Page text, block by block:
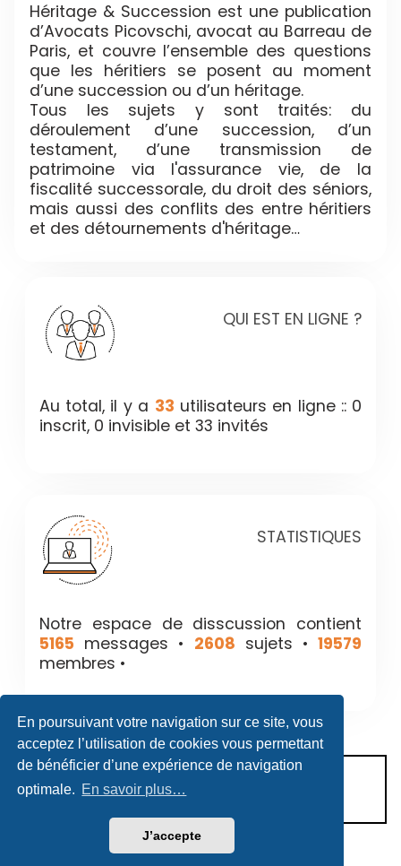
En poursuivant votre navigation sur ce site, vous
acceptez l’utilisation de cookies vous permettant
de bénéficier d’une expérience de navigation
optimale. En savoir plus…
J’accepte
Héritage & Succession est une publication
d’Avocats Picovschi, avocat au Barreau de
Paris, et couvre l’ensemble des questions
que les héritiers se posent au moment
d’une succession ou d’un héritage.
Tous les sujets y sont traités: du
déroulement d’une succession, d’un
testament, d’une transmission de
patrimoine via l'assurance vie, de la
fiscalité successorale, du droit des séniors,
mais aussi des conflits des entre héritiers
et des détournements d'héritage…
QUI EST EN LIGNE ?
Au total, il y a 33 utilisateurs en ligne :: 0
inscrit, 0 invisible et 33 invités
STATISTIQUES
Notre espace de disscussion contient
5165 messages • 2608 sujets •19579
membres •
CONDITIONS D’UTILISATION
POLITIQUE DE VIE PRIVÉE
Héritage & Succession